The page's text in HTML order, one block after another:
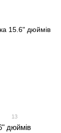
13
дюймів